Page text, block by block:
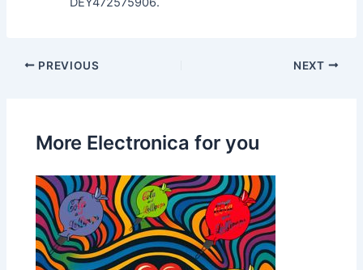
PREVIOUS NEXT
More Electronica for you